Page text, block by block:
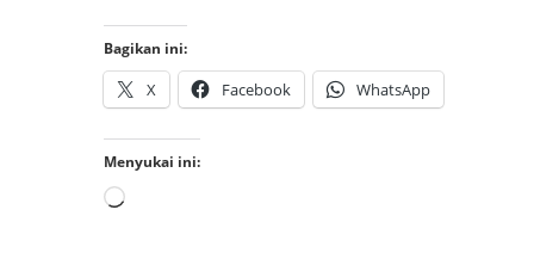
Bagikan ini:
X Facebook WhatsApp
Menyukai ini: